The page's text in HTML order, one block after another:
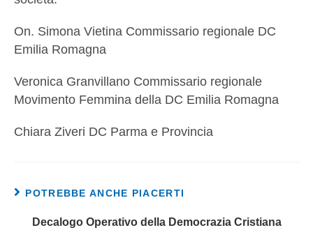
On. Simona Vietina Commissario regionale DC
Emilia Romagna
Veronica Granvillano Commissario regionale
Movimento Femmina della DC Emilia Romagna
Chiara Ziveri DC Parma e Provincia
POTREBBE ANCHE PIACERTI
Decalogo Operativo della Democrazia Cristiana